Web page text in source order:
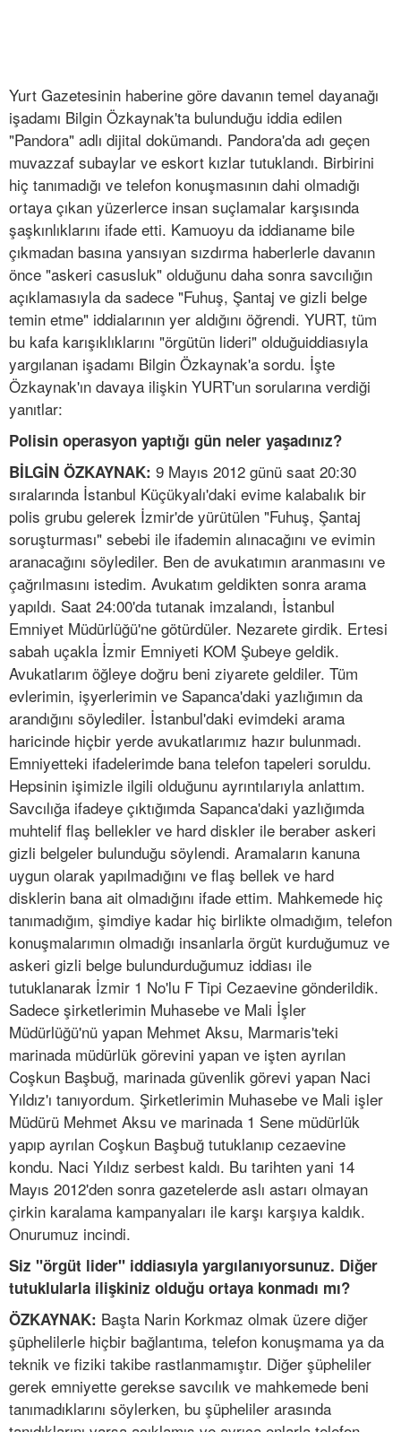
Yurt Gazetesinin haberine göre davanın temel dayanağı
işadamı Bilgin Özkaynak'ta bulunduğu iddia edilen
"Pandora" adlı dijital dokümandı. Pandora'da adı geçen
muvazzaf subaylar ve eskort kızlar tutuklandı. Birbirini
hiç tanımadığı ve telefon konuşmasının dahi olmadığı
ortaya çıkan yüzerlerce insan suçlamalar karşısında
şaşkınlıklarını ifade etti. Kamuoyu da iddianame bile
çıkmadan basına yansıyan sızdırma haberlerle davanın
önce "askeri casusluk" olduğunu daha sonra savcılığın
açıklamasıyla da sadece "Fuhuş, Şantaj ve gizli belge
temin etme" iddialarının yer aldığını öğrendi. YURT, tüm
bu kafa karışıklıklarını "örgütün lideri" olduğuiddiasıyla
yargılanan işadamı Bilgin Özkaynak'a sordu. İşte
Özkaynak'ın davaya ilişkin YURT'un sorularına verdiği
yanıtlar:
Polisin operasyon yaptığı gün neler yaşadınız?
BİLGİN ÖZKAYNAK: 9 Mayıs 2012 günü saat 20:30
sıralarında İstanbul Küçükyalı'daki evime kalabalık bir
polis grubu gelerek İzmir'de yürütülen "Fuhuş, Şantaj
soruşturması" sebebi ile ifademin alınacağını ve evimin
aranacağını söylediler. Ben de avukatımın aranmasını ve
çağrılmasını istedim. Avukatım geldikten sonra arama
yapıldı. Saat 24:00'da tutanak imzalandı, İstanbul
Emniyet Müdürlüğü'ne götürdüler. Nezarete girdik. Ertesi
sabah uçakla İzmir Emniyeti KOM Şubeye geldik.
Avukatlarım öğleye doğru beni ziyarete geldiler. Tüm
evlerimin, işyerlerimin ve Sapanca'daki yazlığımın da
arandığını söylediler. İstanbul'daki evimdeki arama
haricinde hiçbir yerde avukatlarımız hazır bulunmadı.
Emniyetteki ifadelerimde bana telefon tapeleri soruldu.
Hepsinin işimizle ilgili olduğunu ayrıntılarıyla anlattım.
Savcılığa ifadeye çıktığımda Sapanca'daki yazlığımda
muhtelif flaş bellekler ve hard diskler ile beraber askeri
gizli belgeler bulunduğu söylendi. Aramaların kanuna
uygun olarak yapılmadığını ve flaş bellek ve hard
disklerin bana ait olmadığını ifade ettim. Mahkemede hiç
tanımadığım, şimdiye kadar hiç birlikte olmadığım, telefon
konuşmalarımın olmadığı insanlarla örgüt kurduğumuz ve
askeri gizli belge bulundurduğumuz iddiası ile
tutuklanarak İzmir 1 No'lu F Tipi Cezaevine gönderildik.
Sadece şirketlerimin Muhasebe ve Mali İşler
Müdürlüğü'nü yapan Mehmet Aksu, Marmaris'teki
marinada müdürlük görevini yapan ve işten ayrılan
Coşkun Başbuğ, marinada güvenlik görevi yapan Naci
Yıldız'ı tanıyordum. Şirketlerimin Muhasebe ve Mali işler
Müdürü Mehmet Aksu ve marinada 1 Sene müdürlük
yapıp ayrılan Coşkun Başbuğ tutuklanıp cezaevine
kondu. Naci Yıldız serbest kaldı. Bu tarihten yani 14
Mayıs 2012'den sonra gazetelerde aslı astarı olmayan
çirkin karalama kampanyaları ile karşı karşıya kaldık.
Onurumuz incindi.
Siz "örgüt lider" iddiasıyla yargılanıyorsunuz. Diğer
tutuklularla ilişkiniz olduğu ortaya konmadı mı?
ÖZKAYNAK: Başta Narin Korkmaz olmak üzere diğer
şüphelilerle hiçbir bağlantıma, telefon konuşmama ya da
teknik ve fiziki takibe rastlanmamıştır. Diğer şüpheliler
gerek emniyette gerekse savcılık ve mahkemede beni
tanımadıklarını söylerken, bu şüpheliler arasında